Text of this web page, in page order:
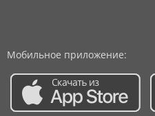
Мобильное приложение: